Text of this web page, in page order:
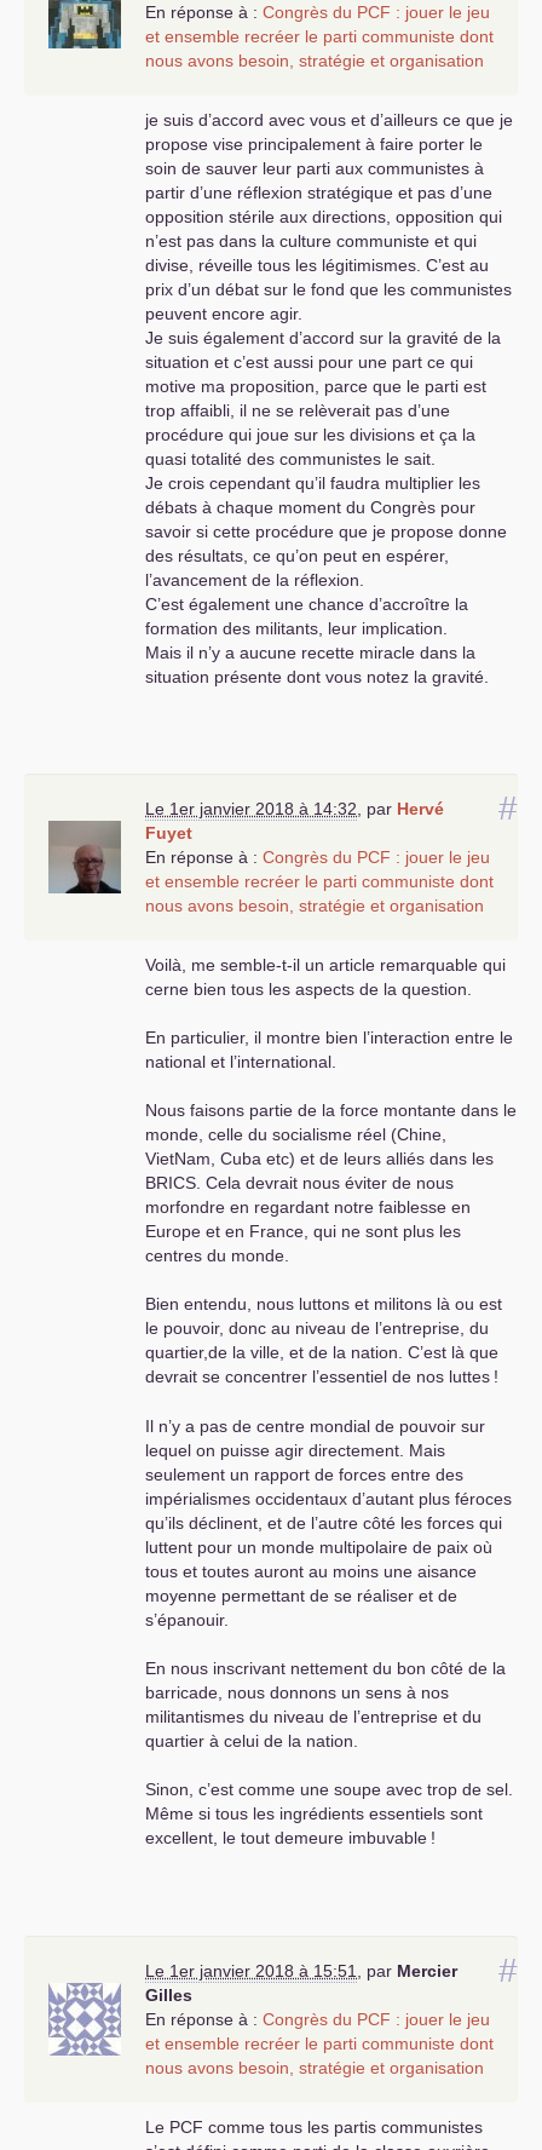
En réponse à : Congrès du PCF : jouer le jeu
et ensemble recréer le parti communiste dont
nous avons besoin, stratégie et organisation
je suis d’accord avec vous et d’ailleurs ce que je
propose vise principalement à faire porter le
soin de sauver leur parti aux communistes à
partir d’une réflexion stratégique et pas d’une
opposition stérile aux directions, opposition qui
n’est pas dans la culture communiste et qui
divise, réveille tous les légitimismes. C’est au
prix d’un débat sur le fond que les communistes
peuvent encore agir.
Je suis également d’accord sur la gravité de la
situation et c’est aussi pour une part ce qui
motive ma proposition, parce que le parti est
trop affaibli, il ne se relèverait pas d’une
procédure qui joue sur les divisions et ça la
quasi totalité des communistes le sait.
Je crois cependant qu’il faudra multiplier les
débats à chaque moment du Congrès pour
savoir si cette procédure que je propose donne
des résultats, ce qu’on peut en espérer,
l’avancement de la réflexion.
C’est également une chance d’accroître la
formation des militants, leur implication.
Mais il n’y a aucune recette miracle dans la
situation présente dont vous notez la gravité.
#
Le 1er janvier 2018 à 14:32 par Hervé
Fuyet
En réponse à : Congrès du PCF : jouer le jeu
et ensemble recréer le parti communiste dont
nous avons besoin, stratégie et organisation
Voilà, me semble-t-il un article remarquable qui
cerne bien tous les aspects de la question.
En particulier, il montre bien l’interaction entre le
national et l’international.
Nous faisons partie de la force montante dans le
monde, celle du socialisme réel (Chine,
VietNam, Cuba etc) et de leurs alliés dans les
BRICS . Cela devrait nous éviter de nous
morfondre en regardant notre faiblesse en
Europe et en France, qui ne sont plus les
centres du monde.
Bien entendu, nous luttons et militons là ou est
le pouvoir, donc au niveau de l’entreprise, du
quartier,de la ville, et de la nation. C’est là que
devrait se concentrer l’essentiel de nos luttes !
Il n’y a pas de centre mondial de pouvoir sur
lequel on puisse agir directement. Mais
seulement un rapport de forces entre des
impérialismes occidentaux d’autant plus féroces
qu’ils déclinent, et de l’autre côté les forces qui
luttent pour un monde multipolaire de paix où
tous et toutes auront au moins une aisance
moyenne permettant de se réaliser et de
s’épanouir.
En nous inscrivant nettement du bon côté de la
barricade, nous donnons un sens à nos
militantismes du niveau de l’entreprise et du
quartier à celui de la nation.
Sinon, c’est comme une soupe avec trop de sel.
Même si tous les ingrédients essentiels sont
excellent, le tout demeure imbuvable !
#
Le 1er janvier 2018 à 15:51 par Mercier
Gilles
En réponse à : Congrès du PCF : jouer le jeu
et ensemble recréer le parti communiste dont
nous avons besoin, stratégie et organisation
Le PCF comme tous les partis communistes